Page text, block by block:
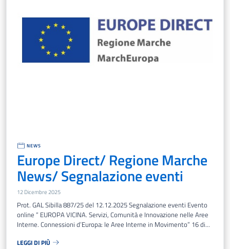
NEWS
Europe Direct/ Regione Marche
News/ Segnalazione eventi
12 Dicembre 2025
Prot. GAL Sibilla 887/25 del 12.12.2025 Segnalazione eventi Evento
online “ EUROPA VICINA. Servizi, Comunità e Innovazione nelle Aree
Interne. Connessioni d’Europa: le Aree Interne in Movimento” 16 di...
LEGGI DI PIÙ